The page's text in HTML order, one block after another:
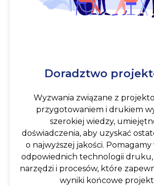
Doradztwo
Wyzwania związane z
przygotowaniem i drukiem
szerokiej wiedzy,
doświadczenia, aby uzyskać
o najwyższej jakości.
odpowiednich technologii druku,
narzędzi i procesów, które
wyniki końcowe